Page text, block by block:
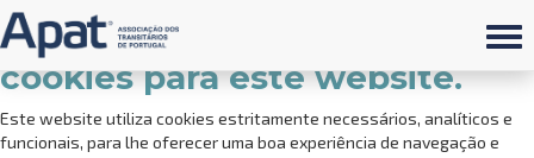
Defina as suas preferências de
cookies para este website.
Este website utiliza cookies estritamente necessários, analíticos e
funcionais, para lhe oferecer uma boa experiência de navegação e